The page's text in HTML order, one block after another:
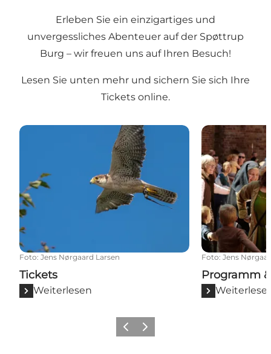
Erleben Sie ein einzigartiges und
unvergessliches Abenteuer auf der Spøttrup
Burg – wir freuen uns auf Ihren Besuch!
Lesen Sie unten mehr und sichern Sie sich Ihre
Tickets online.
Tickets
Foto: Jens Nørgaard Larsen
Tickets
Weiterlesen
Programm &
Foto: Jens
Programm
Vorherige Folie
Nächste Folie